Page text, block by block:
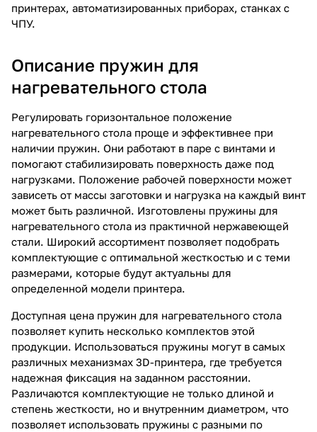
принтерах, автоматизированных приборах, станках с
ЧПУ.
Описание пружин для
нагревательного стола
Регулировать горизонтальное положение
нагревательного стола проще и эффективнее при
наличии пружин. Они работают в паре с винтами и
помогают стабилизировать поверхность даже под
нагрузками. Положение рабочей поверхности может
зависеть от массы заготовки и нагрузка на каждый винт
может быть различной. Изготовлены пружины для
нагревательного стола из практичной нержавеющей
стали. Широкий ассортимент позволяет подобрать
комплектующие с оптимальной жесткостью и с теми
размерами, которые будут актуальны для
определенной модели принтера.
Доступная цена пружин для нагревательного стола
позволяет купить несколько комплектов этой
продукции. Использоваться пружины могут в самых
различных механизмах 3D-принтера, где требуется
надежная фиксация на заданном расстоянии.
Различаются комплектующие не только длиной и
степень жесткости, но и внутренним диаметром, что
позволяет использовать пружины с разными по